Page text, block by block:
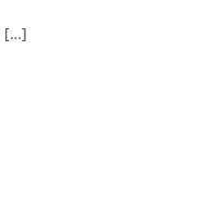
[…]